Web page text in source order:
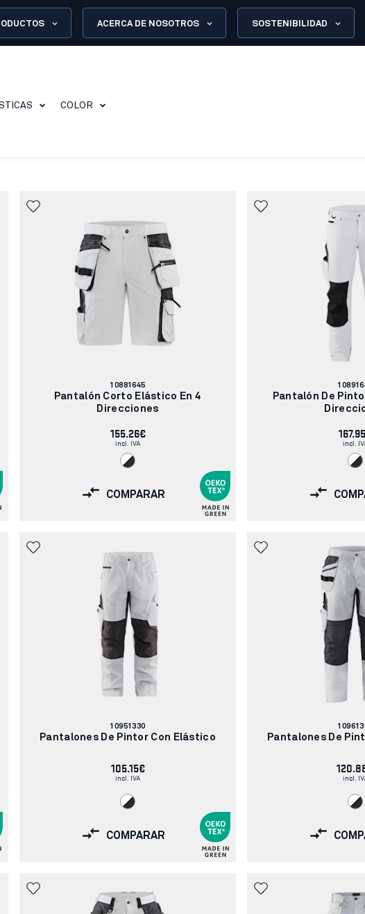
ACERCA DE NOSOTROS SOSTENIBILIDAD
COLOR
Número
artículo:
10881645
Pantalón Corto Elástico En 4
Direcciones
155.26€
incl. IVA
COMPARAR
de
Pantalón De
incl.
Número
de
artículo:
10951330
Pantalones De Pintor Con Elástico
105.15€
incl. IVA
COMPARAR
de
Pantalones De
incl.